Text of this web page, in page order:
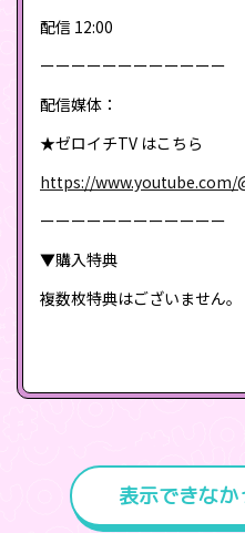
配信 12:00
ーーーーーーーーーーーー
配信媒体：
★ゼロイチTV はこちら
https://www.youtube.com/
ーーーーーーーーーーーー
▼購入特典
複数枚特典はございません。
表示できな